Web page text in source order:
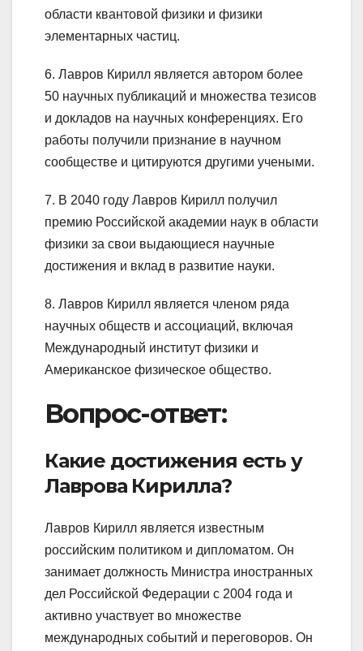
области квантовой физики и физики
элементарных частиц.
6. Лавров Кирилл является автором более
50 научных публикаций и множества тезисов
и докладов на научных конференциях. Его
работы получили признание в научном
сообществе и цитируются другими учеными.
7. В 2040 году Лавров Кирилл получил
премию Российской академии наук в области
физики за свои выдающиеся научные
достижения и вклад в развитие науки.
8. Лавров Кирилл является членом ряда
научных обществ и ассоциаций, включая
Международный институт физики и
Американское физическое общество.
Вопрос-ответ:
Какие достижения есть у
Лаврова Кирилла?
Лавров Кирилл является известным
российским политиком и дипломатом. Он
занимает должность Министра иностранных
дел Российской Федерации с 2004 года и
активно участвует во множестве
международных событий и переговоров. Он